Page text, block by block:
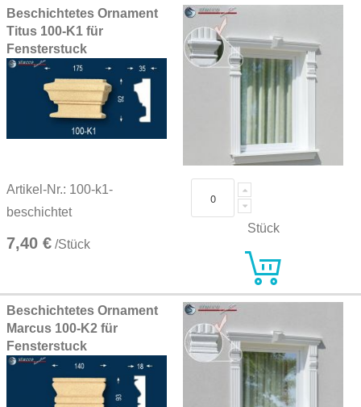
Beschichtetes Ornament
Titus 100-K1 für
Fensterstuck
Artikel-Nr.: 100-k1-
beschichtet
7,40 € /Stück
Stück
Beschichtetes Ornament
Marcus 100-K2 für
Fensterstuck